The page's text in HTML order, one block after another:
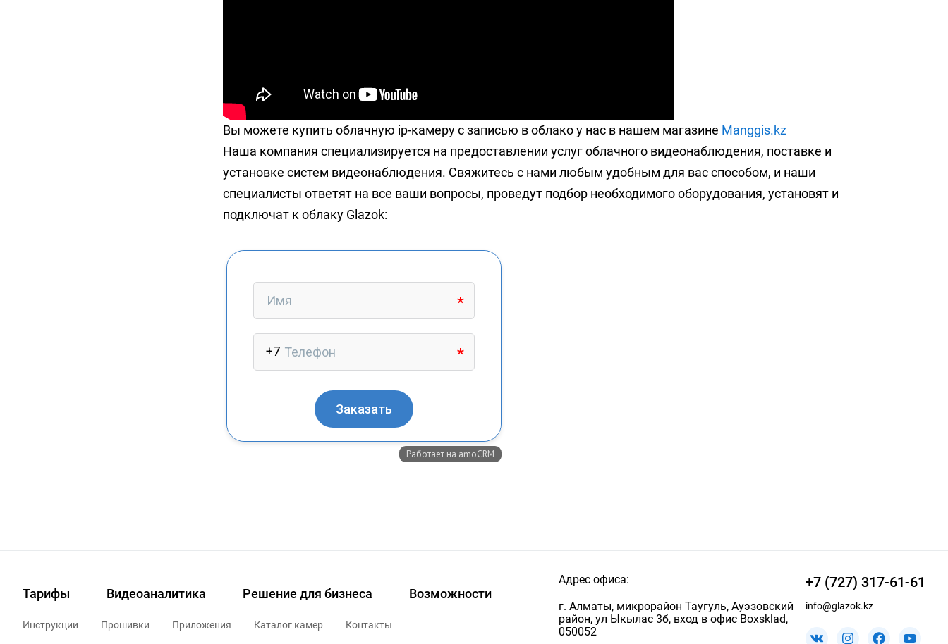
Вы можете купить облачную ip-камеру с записью в облако у нас в нашем магазине Manggis.kz
Наша компания специализируется на предоставлении услуг облачного видеонаблюдения, поставке и
установке систем видеонаблюдения. Свяжитесь с нами любым удобным для вас способом, и наши
специалисты ответят на все ваши вопросы, проведут подбор необходимого оборудования, установят и
подключат к облаку Glazok:
Тарифы Видеоаналитика Решение для бизнеса Возможности
Инструкции Прошивки Приложения Каталог камер Контакты
Адрес офиса:
г. Алматы, микрорайон Таугуль, Ауэзовский
район, ул Ыкылас 3б, вход в офис Boxsklad,
050052
+7 (727) 317-61-61
info@glazok.kz